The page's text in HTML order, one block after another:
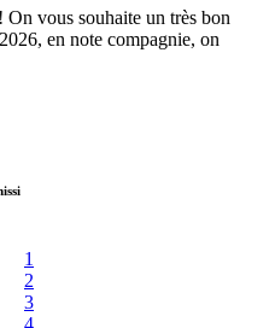
On vous souhaite un très bon
en note compagnie, on
1
2
3